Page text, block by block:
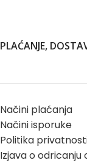
PLAĆANJE,
Načini plaćanja
Načini isporuke
Politika
Izjava o